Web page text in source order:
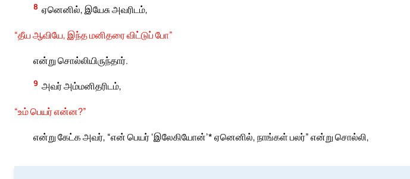
8 ஏனெனில், இயேசு அவரிடம்,
“தீய ஆவியே, இந்த மனிதரை விட்டுப் போ”
என்று சொல்லியிருந்தார்.
9 அவர் அம்மனிதரிடம்,
“உம் பெயர் என்ன?”
என்று கேட்க அவர், “என் பெயர் ‘இலேகியோன்’* ஏனெனில், நாங்கள் பலர்” என்று சொல்லி,